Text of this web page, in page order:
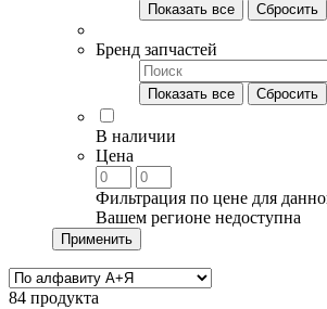
Показать все Сбросить
Бренд запчастей
Показать все Сбросить
В наличии
Цена
Фильтрация по цене для
Вашем регионе недоступна
Применить
84 продукта